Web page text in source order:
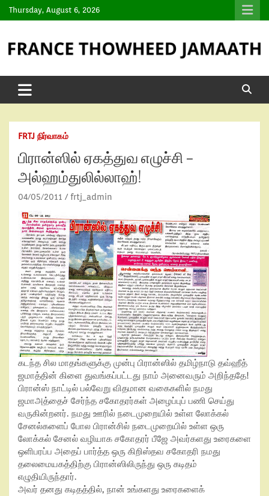
Thursday, August 6, 2026
FRTJ நிர்வாகம்
பிரான்ஸில் ஏகத்துவ எழுச்சி –
அல்ஹம்துலில்லாஹ்!
04/05/2011 frtj_admin
கடந்த சில மாதங்களுக்கு முன்பு பிரான்ஸில் தமிழ்நாடு தவ்ஹீத்
ஜமாத்தின் கிளை துவங்கப்பட்டது நாம் அனைவரும் அறிந்ததே!
பிரான்ஸ் நாட்டில் பல்வேறு விதமான வகைகளில் நமது
ஜமாஅத்தைச் சேர்ந்த சகோதரர்கள் அழைப்புப் பணி செய்து
வருகின்றனர். நமது ஊரில் நடைமுறையில் உள்ள லோக்கல்
சேனல்களைப் போல பிரான்சில் நடைமுறையில் உள்ள ஒரு
லோக்கல் சேனல் வழியாக சகோதரர் பீஜே அவர்களது உரைகளை
ஒளிபரப்ப அதைப் பார்த்த ஒரு கிறிஸ்தவ சகோதரி நமது
தலைமையகத்திற்கு பிரான்ஸிலிருந்து ஒரு கடிதம்
எழுதியிருந்தார்.
அவர் தனது கடிதத்தில், நான் உங்களது உரைகளைக்